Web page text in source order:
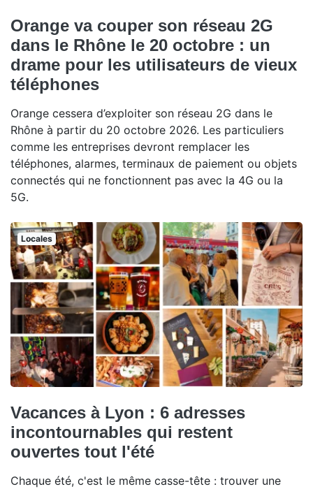
Orange va couper son réseau 2G
dans le Rhône le 20 octobre : un
drame pour les utilisateurs de vieux
téléphones
Orange cessera d’exploiter son réseau 2G dans le
Rhône à partir du 20 octobre 2026. Les particuliers
comme les entreprises devront remplacer les
téléphones, alarmes, terminaux de paiement ou objets
connectés qui ne fonctionnent pas avec la 4G ou la
5G.
Locales
Vacances à Lyon : 6 adresses
incontournables qui restent
ouvertes tout l'été
Chaque été, c'est le même casse-tête : trouver une